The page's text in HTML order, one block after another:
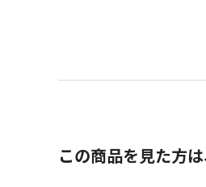
この商品を見た方